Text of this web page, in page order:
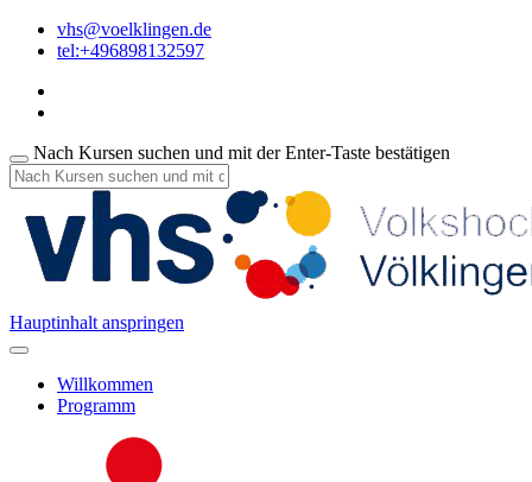
vhs@voelklingen.de
tel:+496898132597
Nach Kursen suchen und mit der Enter-Taste bestätigen
Hauptinhalt anspringen
Willkommen
Programm